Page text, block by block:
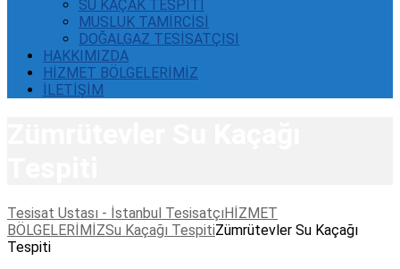
SU KAÇAK TESPİTİ
MUSLUK TAMİRCİSİ
DOĞALGAZ TESİSATÇISI
HAKKIMIZDA
HİZMET BÖLGELERİMİZ
İLETİŞİM
Tesisat Ustası - İstanbul TesisatçıHİZMET
BÖLGELERİMİZSu Kaçağı TespitiZümrütevler Su Kaçağı
Tespiti